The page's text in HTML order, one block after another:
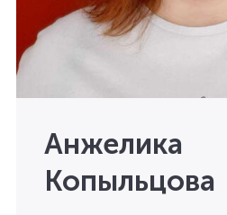
Анжелика
Копыльцова